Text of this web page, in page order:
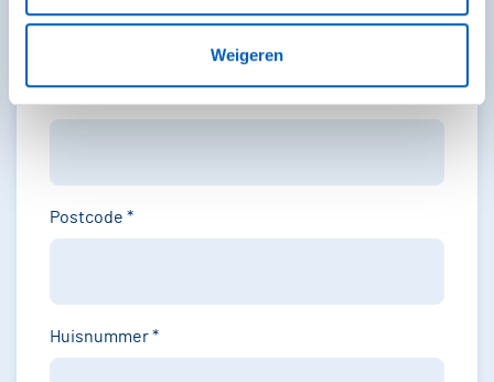
Weigeren
Postcode *
Huisnummer*